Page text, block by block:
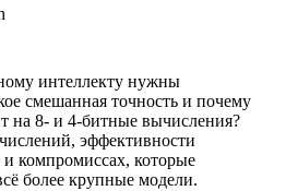
интеллекту нужны
смешанная точность и почему
на 8- и 4-битные вычисления?
эффективности
компромиссах, которые
более крупные модели.